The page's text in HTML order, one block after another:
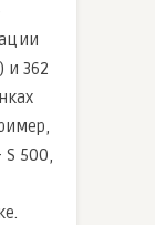
и 362
500,